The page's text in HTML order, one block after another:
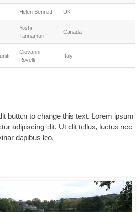
Helen Bennett UK
Yoshi
Tannamuri
Canada
Giovanni
Rovelli
Italy
button to change this text. Lorem ipsum
adipiscing elit. Ut elit tellus, luctus nec
dapibus leo.